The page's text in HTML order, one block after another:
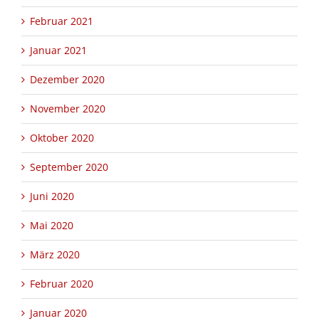
Februar 2021
Januar 2021
Dezember 2020
November 2020
Oktober 2020
September 2020
Juni 2020
Mai 2020
März 2020
Februar 2020
Januar 2020